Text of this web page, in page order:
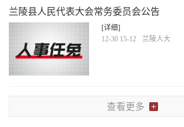
兰陵县人民代表大会常务委员会公告
[详细]
12-30 15-12
兰陵人大
查看更多